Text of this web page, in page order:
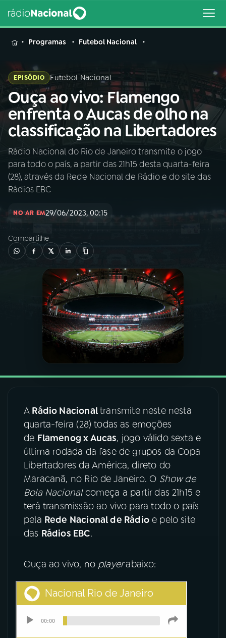
MENU
Buscar
na
Rádio
Nacional
Buscar
AO VIVO
02A RÁDIO
03 PROGRAMAÇÃO
PROGRAMAS
PODCASTS
VIDEOCASTS
08FESTIVAL DE MÚSICA
ACOMPANHE A RÁDIO NACIONAL
YouTube Facebook
Instagram X
TikTok
Programas Futebol Nacional
EPISÓDIO Futebol Nacional
Ouça ao vivo: Flamengo
enfrenta o Aucas de olho na
classificação na Libertadores
Rádio Nacional do Rio de Janeiro transmite o jogo
para todo o país, a partir das 21h15 desta quarta-feira
(28), através da Rede Nacional de Rádio e do site das
Rádios EBC
NO AR EM29/06/2023, 00:15
Compartilhe
A Rádio Nacionaltransmite neste nesta
quarta-feira (28) todas as emoções
de Flamenog x Aucas, jogo válido sexta e
última rodada da fase de grupos da Copa
Libertadores da América, direto do
Maracanã, no Rio de Janeiro. O Show de
Bola Nacionalcomeça a partir das 21h15 e
terá transmissão ao vivo para todo o país
pela Rede Nacional de Rádioe pelo site
das Rádios EBC.
Ouça ao vivo, no playerabaixo: